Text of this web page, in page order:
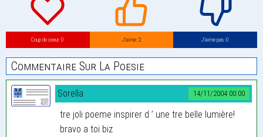
Coup de coeur: 0 J’aime: 2 J’aime pas: 0
Commentaire Sur La Poesie
14/11/2004 00:00
Sorella
tre joli poeme inspirer d ’ une tre belle lumière!
bravo a toi biz